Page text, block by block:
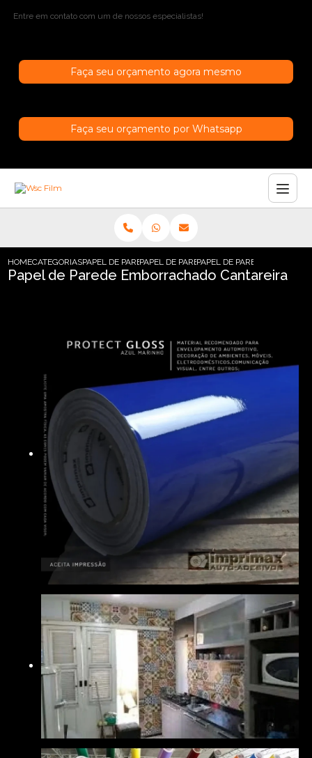
Entre em contato com um de nossos especialistas!
Faça seu orçamento agora mesmo
Faça seu orçamento por Whatsapp
HOMECATEGORIASPAPEL DE PAREDEPAPEL DE PAREDE INFANTIL
PAPEL DE PAREDE
Papel de Parede Emborrachado Cantareira